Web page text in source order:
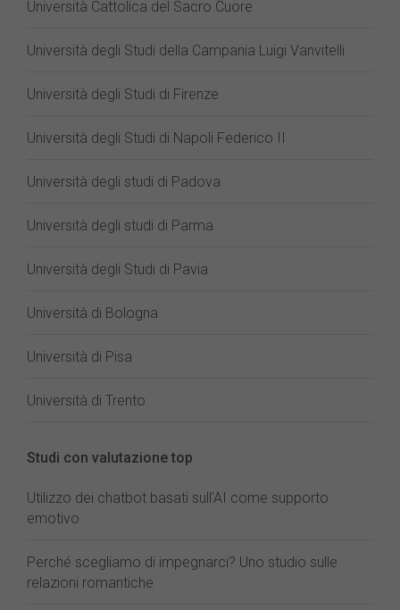
Università Cattolica del Sacro Cuore
Università degli Studi della Campania Luigi Vanvitelli
Università degli Studi di Firenze
Università degli Studi di Napoli Federico II
Università degli studi di Padova
Università degli studi di Parma
Università degli Studi di Pavia
Università di Bologna
Università di Pisa
Università di Trento
Studi con valutazione top
Utilizzo dei chatbot basati sull'AI come supporto
emotivo
Perché scegliamo di impegnarci? Uno studio sulle
relazioni romantiche